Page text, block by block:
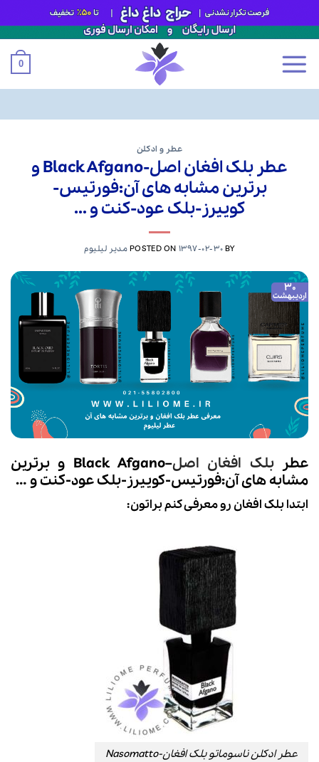
content
0
عطر و ادکلن
عطر بلک افغان اصل-Black Afgano و
برترین مشابه های آن:فورتیس-
کوییرز-بلک عود-کنت و …
POSTED ON 1397-02-30BY مدیر لیلیوم
30
اردیبهشت
عطر بلک افغان اصل–
Black Afgano و برترین
مشابه های آن:فورتیس-کوییرز-بلک عود-کنت و …
ابتدا بلک افغان رو معرفی کنم براتون:
عطر ادکلن ناسوماتو بلک افغان-Nasomatto